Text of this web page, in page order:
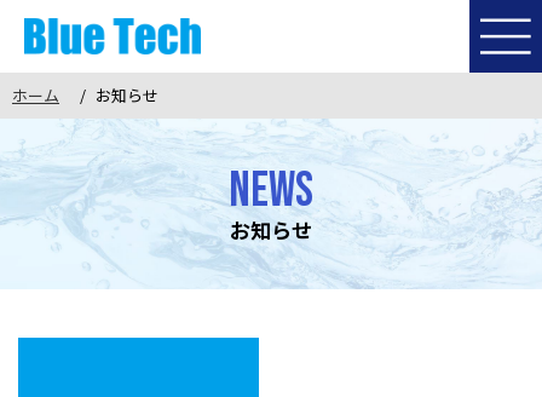
ホーム
コンセプト
環境への取り組み
提供サービス
作業実績
施工の流れ
対応エリア
採用案内
ホーム お知らせ
NEWS
お知らせ